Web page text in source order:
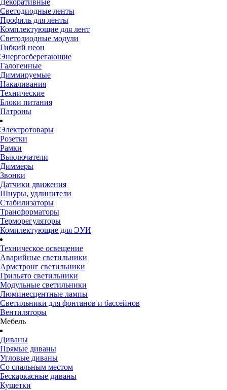
Декоративные
Светодиодные ленты
Профиль для ленты
Комплектующие для лент
Светодиодные модули
Гибкий неон
Энергосберегающие
Галогенные
Диммируемые
Накаливания
Технические
Блоки питания
Патроны
Электротовары
Розетки
Рамки
Выключатели
Диммеры
Звонки
Датчики движения
Шнуры, удлинители
Стабилизаторы
Трансформаторы
Терморегуляторы
Комплектующие для ЭУИ
Техническое освещение
Аварийные светильники
Армстронг светильники
Грильято светильники
Модульные светильники
Люминесцентные лампы
Светильники для фонтанов и бассейнов
Вентиляторы
Мебель
Диваны
Прямые диваны
Угловые диваны
Со спальным местом
Бескаркасные диваны
Кушетки